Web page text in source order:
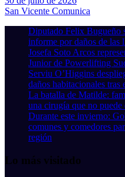
San Vicente Comunica
Diputado Felix Bugueño
informe por daños de las
Josefa Soto Arcos
Junior de Powerlifting
Serviu O’Higgins
daños habitacionales tras
La batalla de Matilde:
una cirugía que no puede
Durante este invierno:
comunes y comedores
región
Lo más visitado